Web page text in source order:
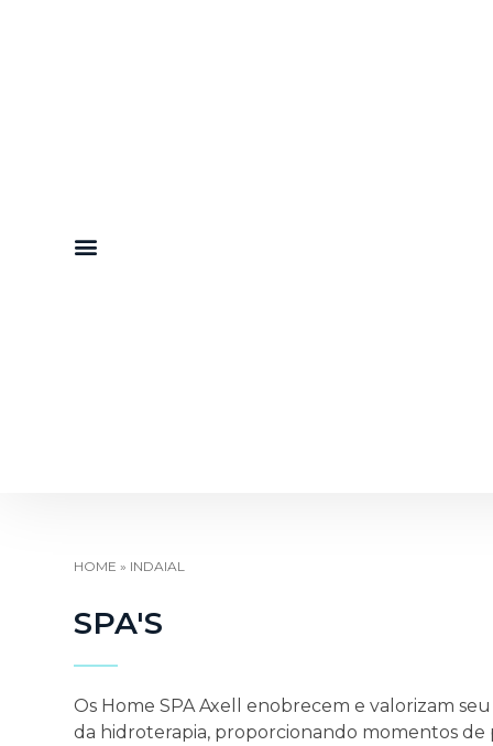
HOME » INDAIAL
SPA'S
Os Home SPA Axell enobrecem e valorizam
da hidroterapia, proporcionando momentos